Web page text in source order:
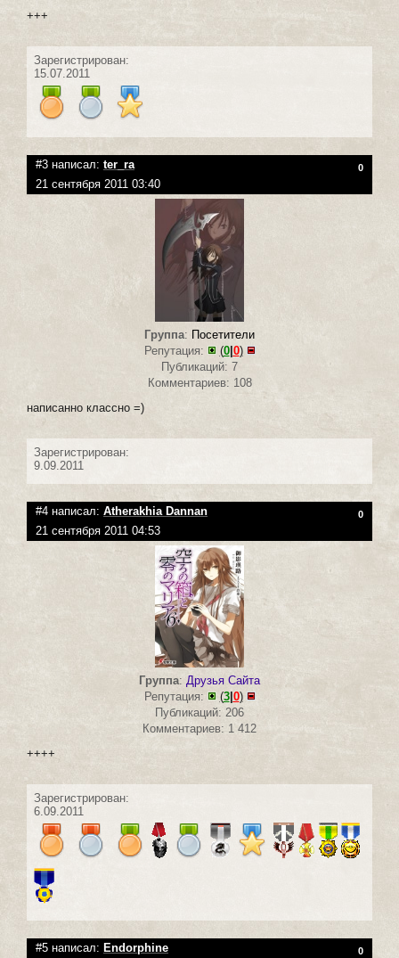
+++
Зарегистрирован:
15.07.2011
#3 написал: ter_ra 0
21 сентября 2011 03:40
Группа: Посетители
Репутация:
(0| 0)
Публикаций: 7
Комментариев: 108
написанно классно =)
Зарегистрирован:
9.09.2011
#4 написал: Atherakhia Dannan 0
21 сентября 2011 04:53
Группа: Друзья Сайта
Репутация:
(3| 0)
Публикаций: 206
Комментариев: 1 412
++++
Зарегистрирован:
6.09.2011
#5 написал: Endorphine 0